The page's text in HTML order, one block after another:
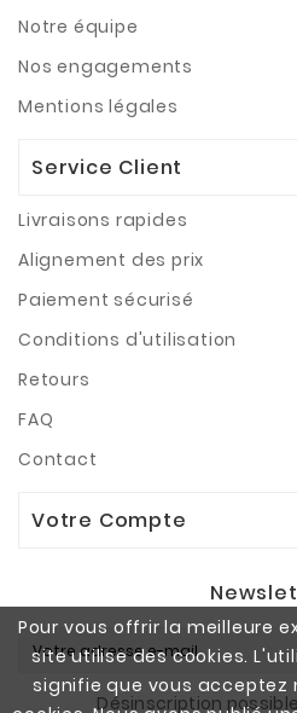
Pour vous offrir la meilleure
site utilise des cookies.
signifie que vous acceptez
Notre équipe
Nos engagements
Mentions légales
Service Client
Livraisons rapides
Alignement des prix
Paiement sécurisé
Conditions d'utilisation
Retours
FAQ
Contact
Votre Compte
Désinscription